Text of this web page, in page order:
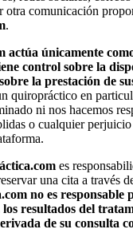
otra comunicación
.
actúa únicamente
control sobre la
la prestación de
quiropráctico en
ni nos hacemos
o cualquier
es
una cita a través
no es responsable
resultados del
de su consulta